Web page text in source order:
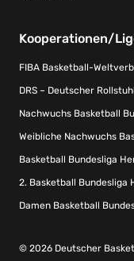
Kooperationen/
FIBA Basketball-
DRS – Deutscher
Nachwuchs Basketball
Weibliche Nachwuchs
Basketball Bundesliga
2. Basketball Bundesliga
Damen Basketball
© 2026 Deutscher